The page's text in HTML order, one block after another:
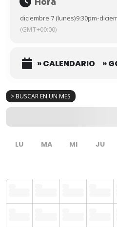
> BUSCAR EN UN MES
LU MA MI JU
diciembre 7 (lunes)9:30pm-
(GMT+00:00)
» CALENDARIO »